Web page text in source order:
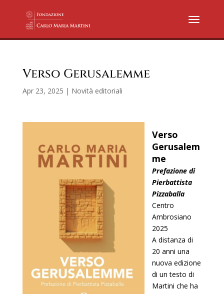
Verso Gerusalemme
Apr 23, 2025 | Novità editoriali
Verso
Gerusalem
me
Prefazione di
Pierbattista
Pizzaballa
Centro
Ambrosiano
2025
A distanza di
20 anni una
nuova edizione
di un testo di
Martini che ha